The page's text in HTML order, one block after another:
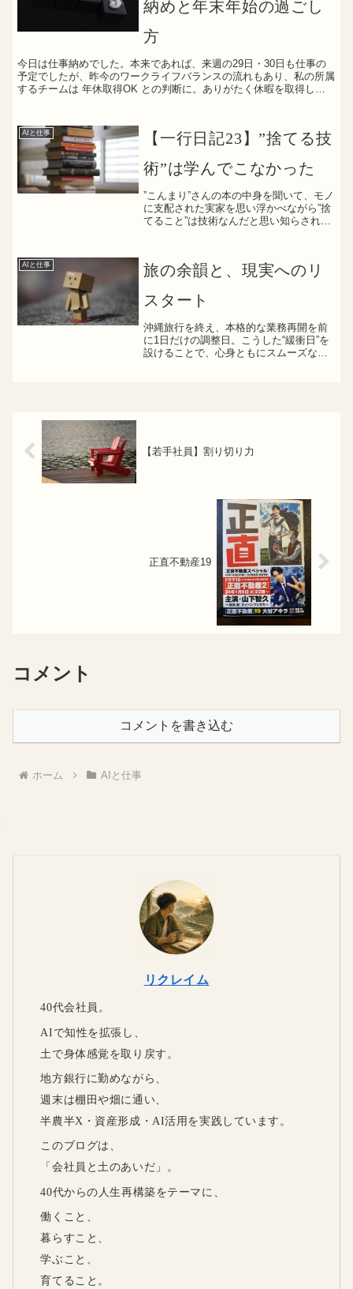
納めと年末年始の過ごし
方
今日は仕事納めでした。本来であれば、来週の29日・30日も仕事の
予定でしたが、昨今のワークライフバランスの流れもあり、私の所属
するチームは 年休取得OK との判断に。ありがたく休暇を取得し、
AIと仕事
【一行日記23】”捨てる技
術”は学んでこなかった
”こんまり”さんの本の中身を聞いて、モノ
に支配された実家を思い浮かべながら”捨
てること”は技術なんだと思い知らされた
AIと仕事
旅の余韻と、現実へのリ
スタート
沖縄旅行を終え、本格的な業務再開を前
に1日だけの調整日。こうした“緩衝日”を
設けることで、心身ともにスムーズな社
【若手社員】割り切り力
正直不動産19
コメント
コメントを書き込む
ホーム AIと仕事
リクレイム
40代会社員。
AIで知性を拡張し、
土で身体感覚を取り戻す。
地方銀行に勤めながら、
週末は棚田や畑に通い、
半農半X・資産形成・AI活用を実践しています。
このブログは、
「会社員と土のあいだ」。
40代からの人生再構築をテーマに、
働くこと、
暮らすこと、
学ぶこと、
育てること。